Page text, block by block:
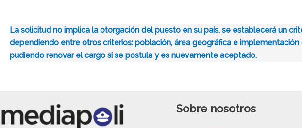
La solicitud no implica la otorgación del puesto en su país, se establecerá un
dependiendo entre otros criterios: población, área geográfica e
pudiendo renovar el cargo si se postula y es nuevamente aceptado.
Sobre nosotros